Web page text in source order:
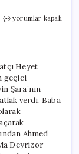
Deyrizor
İçin
Özür
için
yorumlar kapalı
Heyet
geçici
Şara’nın
verdi. Baba
Ahmed
Deyrizor